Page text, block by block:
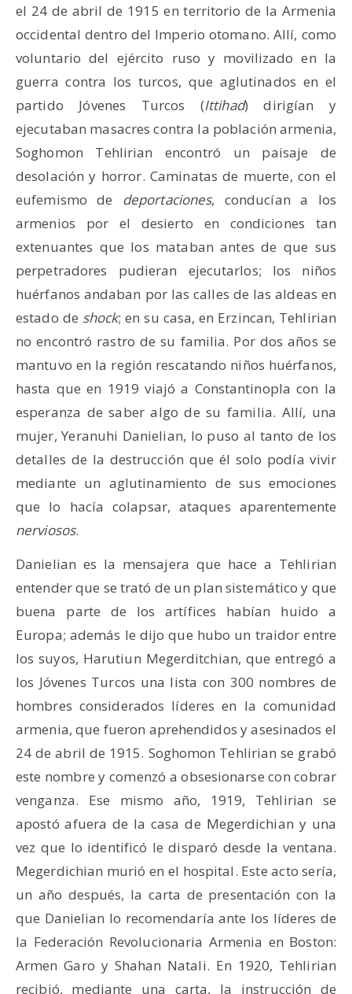
el 24 de abril de 1915 en territorio de la Armenia
occidental dentro del Imperio otomano. Allí, como
voluntario del ejército ruso y movilizado en la
guerra contra los turcos, que aglutinados en el
partido Jóvenes Turcos (Ittihad) dirigían y
ejecutaban masacres contra la población armenia,
Soghomon Tehlirian encontró un paisaje de
desolación y horror. Caminatas de muerte, con el
eufemismo de deportaciones, conducían a los
armenios por el desierto en condiciones tan
extenuantes que los mataban antes de que sus
perpetradores pudieran ejecutarlos; los niños
huérfanos andaban por las calles de las aldeas en
estado de shock; en su casa, en Erzincan, Tehlirian
no encontró rastro de su familia. Por dos años se
mantuvo en la región rescatando niños huérfanos,
hasta que en 1919 viajó a Constantinopla con la
esperanza de saber algo de su familia. Allí, una
mujer, Yeranuhi Danielian, lo puso al tanto de los
detalles de la destrucción que él solo podía vivir
mediante un aglutinamiento de sus emociones
que lo hacía colapsar, ataques aparentemente
nerviosos.
Danielian es la mensajera que hace a Tehlirian
entender que se trató de un plan sistemático y que
buena parte de los artífices habían huido a
Europa; además le dijo que hubo un traidor entre
los suyos, Harutiun Megerditchian, que entregó a
los Jóvenes Turcos una lista con 300 nombres de
hombres considerados líderes en la comunidad
armenia, que fueron aprehendidos y asesinados el
24 de abril de 1915. Soghomon Tehlirian se grabó
este nombre y comenzó a obsesionarse con cobrar
venganza. Ese mismo año, 1919, Tehlirian se
apostó afuera de la casa de Megerdichian y una
vez que lo identificó le disparó desde la ventana.
Megerdichian murió en el hospital. Este acto sería,
un año después, la carta de presentación con la
que Danielian lo recomendaría ante los líderes de
la Federación Revolucionaria Armenia en Boston:
Armen Garo y Shahan Natali. En 1920, Tehlirian
recibió, mediante una carta, la instrucción de